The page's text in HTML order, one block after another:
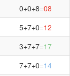
0+0+8=08
5+7+0=12
3+7+7=17
7+7+0=14